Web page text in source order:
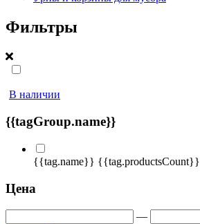
Фильтры
В наличии
{{tagGroup.name}}
{{tag.name}} {{tag.productsCount}}
Цена
—